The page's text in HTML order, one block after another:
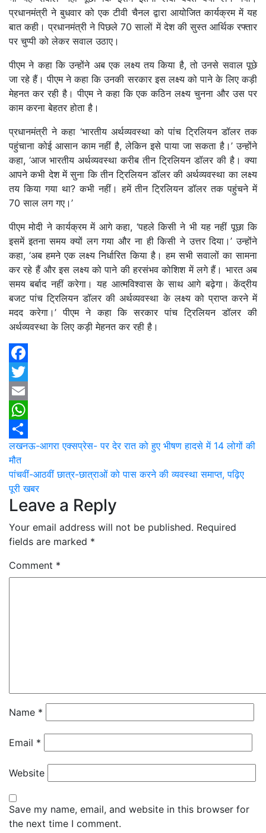
प्रधानमंत्री ने बुधवार को एक टीवी चैनल द्वारा आयोजित कार्यक्रम में यह
बात कही। प्रधानमंत्री ने पिछले 70 सालों में देश की सुस्त आर्थिक रफ्तार
पर चुप्पी को लेकर सवाल उठाए।
पीएम ने कहा कि उन्होंने अब एक लक्ष्य तय किया है, तो उनसे सवाल पूछे
जा रहे हैं। पीएम ने कहा कि उनकी सरकार इस लक्ष्य को पाने के लिए कड़ी
मेहनत कर रही है। पीएम ने कहा कि एक कठिन लक्ष्य चुनना और उस पर
काम करना बेहतर होता है।
प्रधानमंत्री ने कहा ‘भारतीय अर्थव्यवस्था को पांच ट्रिलियन डॉलर तक
पहुंचाना कोई आसान काम नहीं है, लेकिन इसे पाया जा सकता है।’ उन्होंने
कहा, ‘आज भारतीय अर्थव्यवस्था करीब तीन ट्रिलियन डॉलर की है। क्या
आपने कभी देश में सुना कि तीन ट्रिलियन डॉलर की अर्थव्यवस्था का लक्ष्य
तय किया गया था? कभी नहीं। हमें तीन ट्रिलियन डॉलर तक पहुंचने में
70 साल लग गए।’
पीएम मोदी ने कार्यक्रम में आगे कहा, ‘पहले किसी ने भी यह नहीं पूछा कि
इसमें इतना समय क्यों लग गया और ना ही किसी ने उत्तर दिया।’ उन्होंने
कहा, ‘अब हमने एक लक्ष्य निर्धारित किया है। हम सभी सवालों का सामना
कर रहे हैं और इस लक्ष्य को पाने की हरसंभव कोशिश में लगे हैं। भारत अब
समय बर्बाद नहीं करेगा। यह आत्मविश्वास के साथ आगे बढ़ेगा। केंद्रीय
बजट पांच ट्रिलियन डॉलर की अर्थव्यवस्था के लक्ष्य को प्राप्त करने में
मदद करेगा।’ पीएम ने कहा कि सरकार पांच ट्रिलियन डॉलर की
अर्थव्यवस्था के लिए कड़ी मेहनत कर रही है।
Facebook
Twitter
Email
WhatsApp
Share
Post
navigation
लखनऊ-आगरा एक्सप्रेस- पर देर रात को हुए भीषण हादसे में 14 लोगों की
मौत
पांचवीं-आठवीं छात्र-छात्राओं को पास करने की व्यवस्था समाप्त, पढ़िए
पूरी खबर
Leave a Reply
Your email address will not be published. Required
fields are marked *
Comment *
Name *
Email *
Website
Save my name, email, and website in this browser for
the next time I comment.